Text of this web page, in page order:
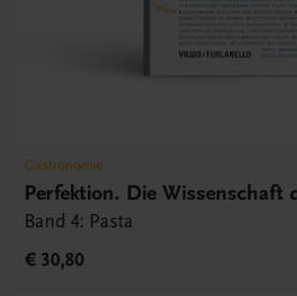
Gastronomie
Perfektion. Die Wissenschaft
Band 4: Pasta
€ 30,80